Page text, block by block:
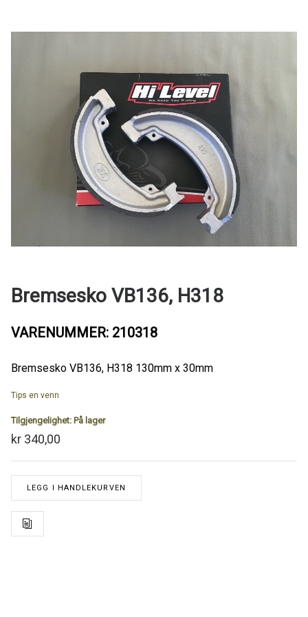
Bremsesko VB136, H318
VARENUMMER: 210318
Bremsesko VB136, H318 130mm x 30mm
Tips en venn
Tilgjengelighet: På lager
kr 340,00
LEGG I HANDLEKURVEN